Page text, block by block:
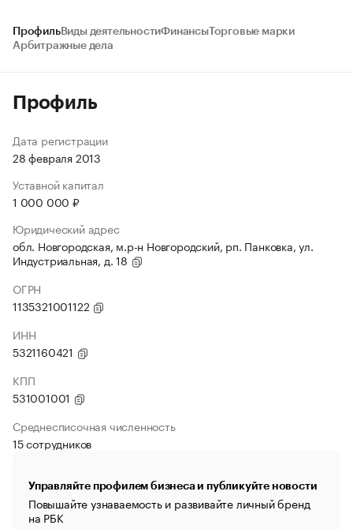
ПрофильВиды деятельностиФинансыТорговые марки
Арбитражные дела
Профиль
Дата регистрации
28 февраля 2013
Уставной капитал
1 000 000 ₽
Юридический адрес
обл. Новгородская, м.р-н Новгородский, рп. Панковка, ул.
Индустриальная, д. 18
ОГРН
1135321001122
ИНН
5321160421
КПП
531001001
Среднесписочная численность
15 сотрудников
Управляйте профилем бизнеса и публикуйте новости
Повышайте узнаваемость и развивайте личный бренд
на РБК